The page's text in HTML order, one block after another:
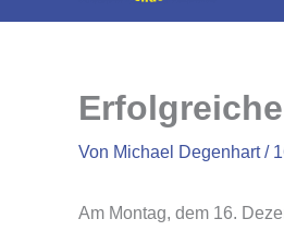
Von Michael Degenhart/
Am Montag, dem 16.